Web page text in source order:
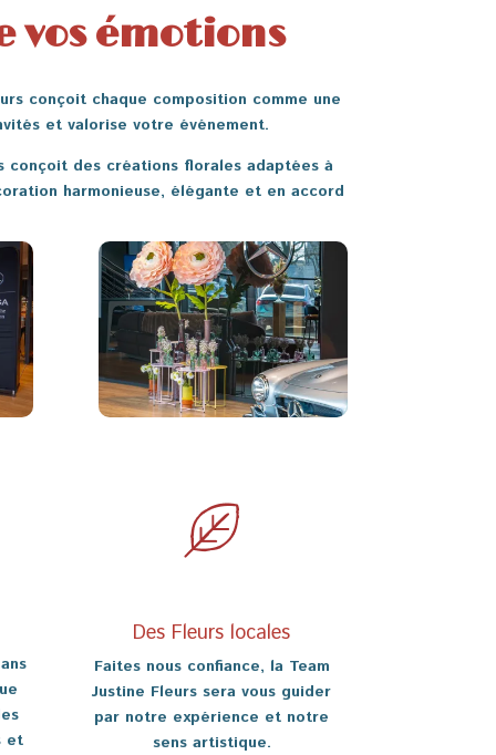
vos émotions
conçoit chaque composition comme une
et valorise votre événement.
conçoit des créations florales adaptées à
harmonieuse, élégante et en accord
et
Des Fleurs locales
Faites nous confiance, la Team
Justine Fleurs sera vous guider
par notre expérience et notre
sens artistique.